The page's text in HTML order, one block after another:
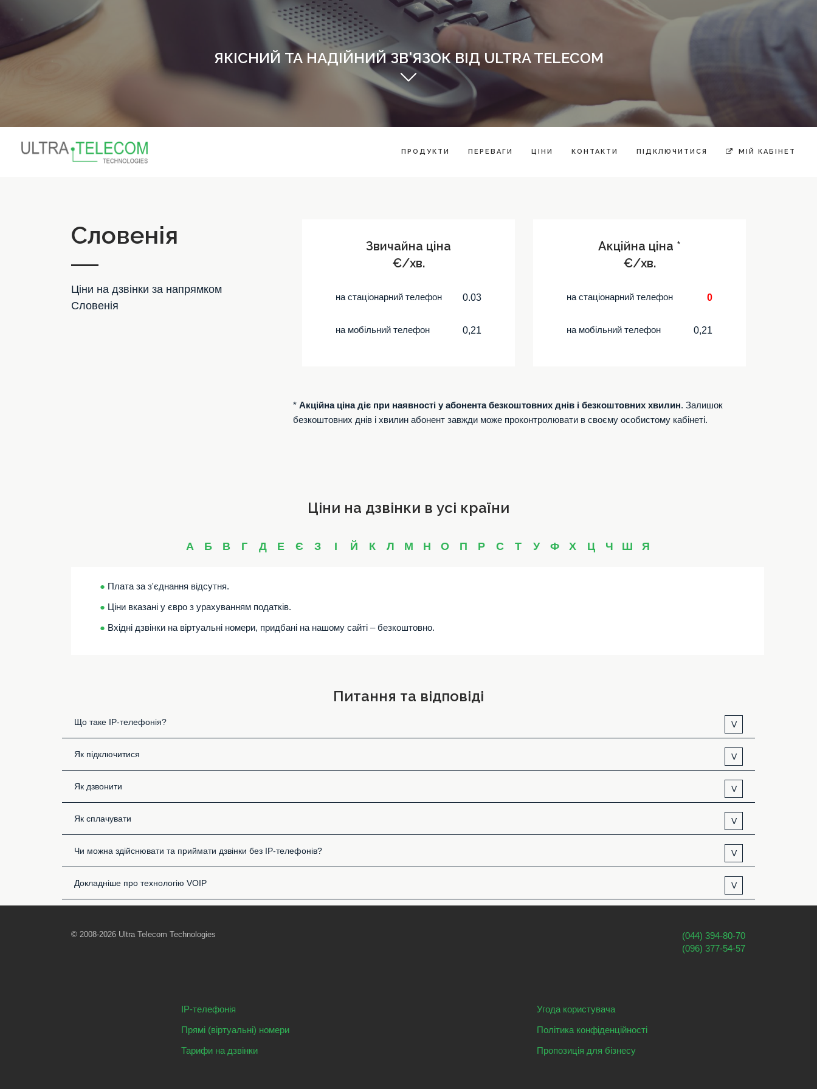
ЯКІСНИЙ ТА НАДІЙНИЙ ЗВ'ЯЗОК ВІД ULTRA TELECOM
ПРОДУКТИ ПЕРЕВАГИ ЦІНИ КОНТАКТИ ПІДКЛЮЧИТИСЯ МІЙ КАБІНЕТ
Словенія
Ціни на дзвінки за напрямком
Словенія
Звичайна ціна
€/хв.
на стаціонарний телефон 0.03
на мобільний телефон 0,21
Акційна ціна *
€/хв.
на стаціонарний телефон 0
на мобільний телефон 0,21
* Акційна ціна діє при наявності у абонента безкоштовних днів і безкоштовних хвилин. Залишок
безкоштовних днів і хвилин абонент завжди може проконтролювати в своєму особистому кабінеті.
Ціни на дзвінки в усі країни
А Б В Г Д Е Є З І Й К Л М Н О П Р С Т У Ф Х Ц Ч Ш Я
● Плата за з'єднання відсутня.
● Ціни вказані у євро з урахуванням податків.
● Вхідні дзвінки на віртуальні номери, придбані на нашому сайті – безкоштовно.
Питання та відповіді
Що таке IP-телефонія? V
Як підключитися V
Як дзвонити V
Як сплачувати V
Чи можна здійснювати та приймати дзвінки без IP-телефонів? V
Докладніше про технологію VOIP V
© 2008-2026 Ultra Telecom Technologies
(044) 394-80-70
(096) 377-54-57
IP-телефонія
Прямі (віртуальні) номери
Тарифи на дзвінки
Угода користувача
Політика конфіденційності
Пропозиція для бізнесу